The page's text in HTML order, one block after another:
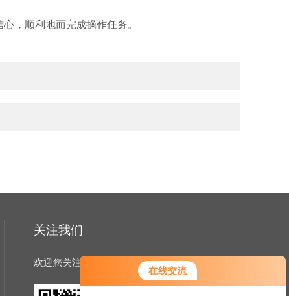
在线交流
，顺利地而完成操作任务。
关注我们
欢迎您关注我们的微信公众号了解更多信息